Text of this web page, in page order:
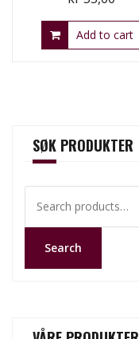
Add to cart
SØK PRODUKTER
for:
Search